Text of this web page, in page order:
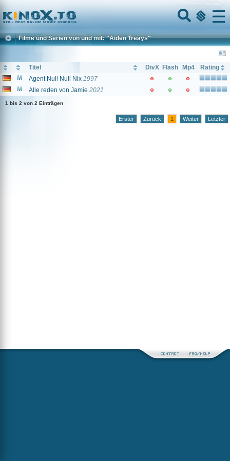
Home
Menu
Filme und Serien von und mit: "Aiden Treays"
Titel DivX Flash Mp4
Rating
Agent Null Null Nix 1997
Alle reden von Jamie 2021
1 bis 2 von 2 Einträgen
Erster Zurück 1 Weiter Letzter